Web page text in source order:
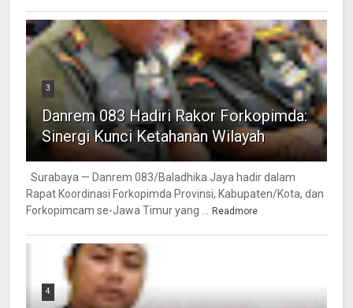
3
Danrem 083 Hadiri Rakor Forkopimda:
Sinergi Kunci Ketahanan Wilayah
Surabaya — Danrem 083/Baladhika Jaya hadir dalam
Rapat Koordinasi Forkopimda Provinsi, Kabupaten/Kota, dan
Forkopimcam se-Jawa Timur yang ...
Readmore
4